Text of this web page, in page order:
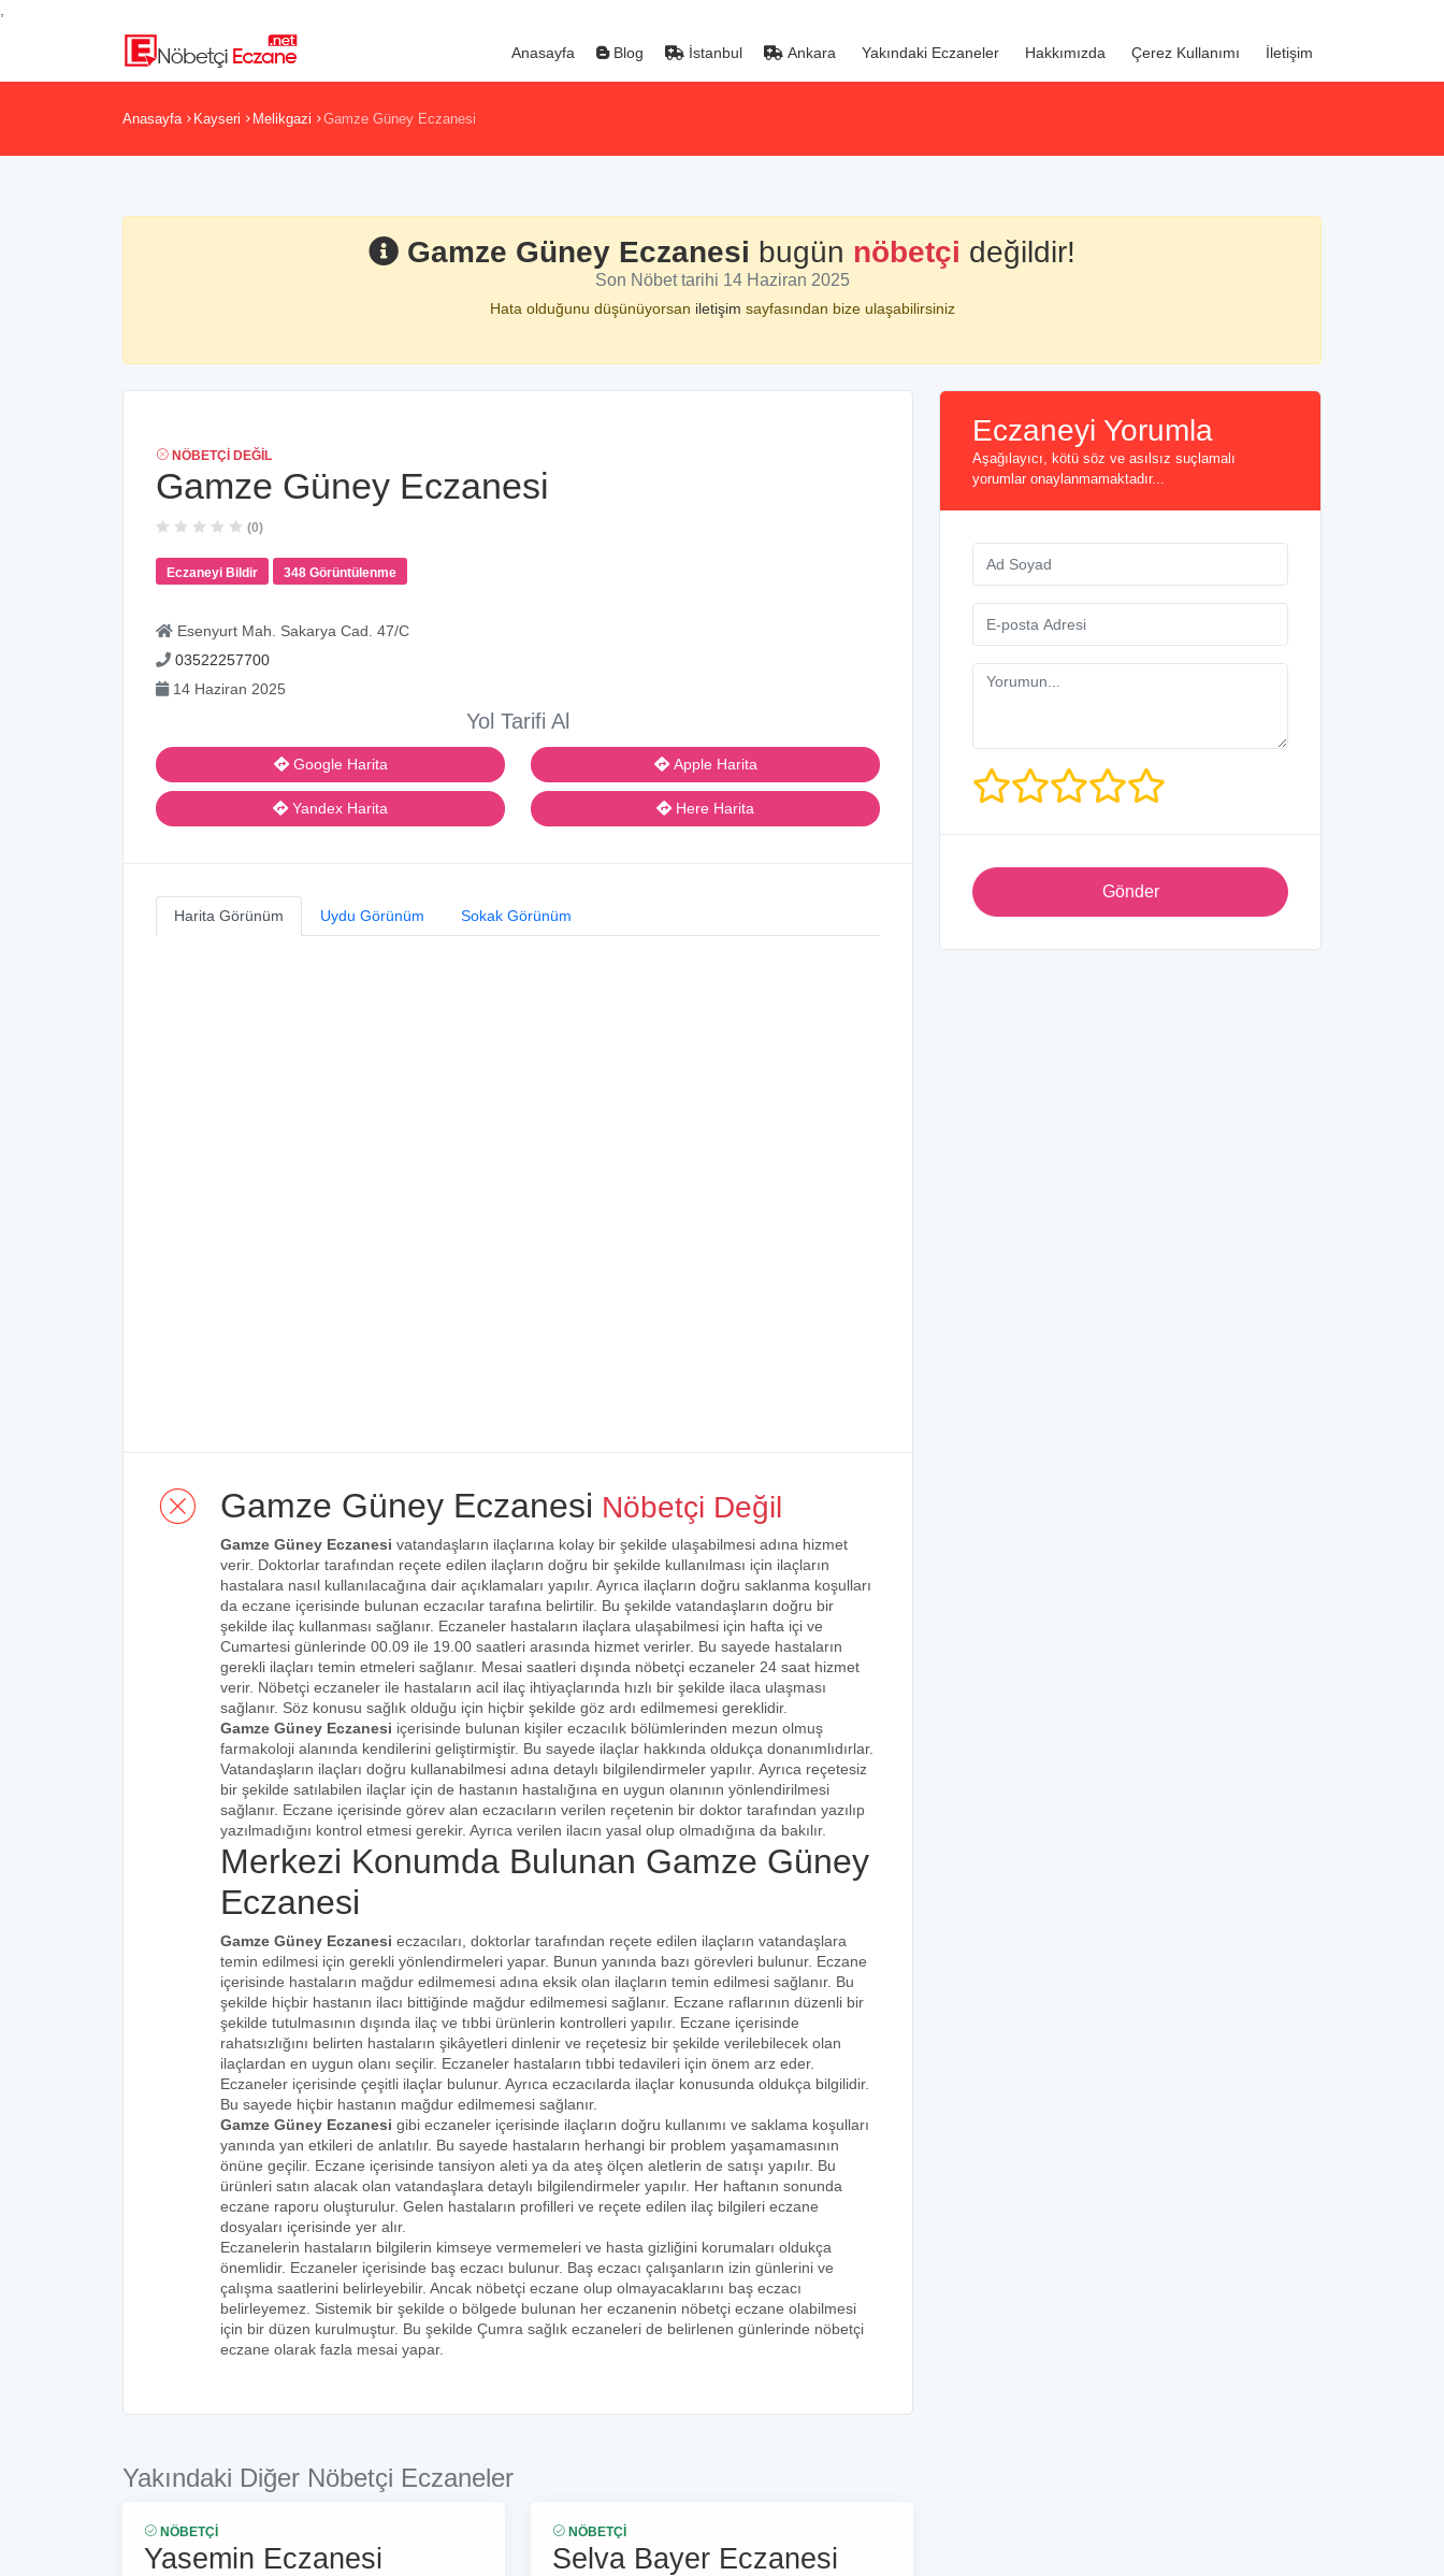
Anasayfa Blog İstanbul Ankara Yakındaki Eczaneler Hakkımızda Çerez Kullanımı İletişim
Anasayfa Kayseri Melikgazi Gamze Güney Eczanesi
Gamze Güney Eczanesi bugün nöbetçi değildir!
Son Nöbet tarihi 14 Haziran 2025
Hata olduğunu düşünüyorsan iletişim sayfasından bize ulaşabilirsiniz
NÖBETÇI DEĞIL
Gamze Güney Eczanesi
(0)
Eczaneyi Bildir 348 Görüntülenme
Esenyurt Mah. Sakarya Cad. 47/C
03522257700
14 Haziran 2025
Yol Tarifi Al
Google Harita
Yandex Harita
Apple Harita
Here Harita
Harita Görünüm Uydu Görünüm Sokak Görünüm
Gamze Güney Eczanesi Nöbetçi Değil
Gamze Güney Eczanesi vatandaşların ilaçlarına kolay bir şekilde ulaşabilmesi adına hizmet
verir. Doktorlar tarafından reçete edilen ilaçların doğru bir şekilde kullanılması için ilaçların
hastalara nasıl kullanılacağına dair açıklamaları yapılır. Ayrıca ilaçların doğru saklanma koşulları
da eczane içerisinde bulunan eczacılar tarafına belirtilir. Bu şekilde vatandaşların doğru bir
şekilde ilaç kullanması sağlanır. Eczaneler hastaların ilaçlara ulaşabilmesi için hafta içi ve
Cumartesi günlerinde 00.09 ile 19.00 saatleri arasında hizmet verirler. Bu sayede hastaların
gerekli ilaçları temin etmeleri sağlanır. Mesai saatleri dışında nöbetçi eczaneler 24 saat hizmet
verir. Nöbetçi eczaneler ile hastaların acil ilaç ihtiyaçlarında hızlı bir şekilde ilaca ulaşması
sağlanır. Söz konusu sağlık olduğu için hiçbir şekilde göz ardı edilmemesi gereklidir.
Gamze Güney Eczanesi içerisinde bulunan kişiler eczacılık bölümlerinden mezun olmuş
farmakoloji alanında kendilerini geliştirmiştir. Bu sayede ilaçlar hakkında oldukça donanımlıdırlar.
Vatandaşların ilaçları doğru kullanabilmesi adına detaylı bilgilendirmeler yapılır. Ayrıca reçetesiz
bir şekilde satılabilen ilaçlar için de hastanın hastalığına en uygun olanının yönlendirilmesi
sağlanır. Eczane içerisinde görev alan eczacıların verilen reçetenin bir doktor tarafından yazılıp
yazılmadığını kontrol etmesi gerekir. Ayrıca verilen ilacın yasal olup olmadığına da bakılır.
Merkezi Konumda Bulunan Gamze Güney
Eczanesi
Gamze Güney Eczanesi eczacıları, doktorlar tarafından reçete edilen ilaçların vatandaşlara
temin edilmesi için gerekli yönlendirmeleri yapar. Bunun yanında bazı görevleri bulunur. Eczane
içerisinde hastaların mağdur edilmemesi adına eksik olan ilaçların temin edilmesi sağlanır. Bu
şekilde hiçbir hastanın ilacı bittiğinde mağdur edilmemesi sağlanır. Eczane raflarının düzenli bir
şekilde tutulmasının dışında ilaç ve tıbbi ürünlerin kontrolleri yapılır. Eczane içerisinde
rahatsızlığını belirten hastaların şikâyetleri dinlenir ve reçetesiz bir şekilde verilebilecek olan
ilaçlardan en uygun olanı seçilir. Eczaneler hastaların tıbbi tedavileri için önem arz eder.
Eczaneler içerisinde çeşitli ilaçlar bulunur. Ayrıca eczacılarda ilaçlar konusunda oldukça bilgilidir.
Bu sayede hiçbir hastanın mağdur edilmemesi sağlanır.
Gamze Güney Eczanesi gibi eczaneler içerisinde ilaçların doğru kullanımı ve saklama koşulları
yanında yan etkileri de anlatılır. Bu sayede hastaların herhangi bir problem yaşamamasının
önüne geçilir. Eczane içerisinde tansiyon aleti ya da ateş ölçen aletlerin de satışı yapılır. Bu
ürünleri satın alacak olan vatandaşlara detaylı bilgilendirmeler yapılır. Her haftanın sonunda
eczane raporu oluşturulur. Gelen hastaların profilleri ve reçete edilen ilaç bilgileri eczane
dosyaları içerisinde yer alır.
Eczanelerin hastaların bilgilerin kimseye vermemeleri ve hasta gizliğini korumaları oldukça
önemlidir. Eczaneler içerisinde baş eczacı bulunur. Baş eczacı çalışanların izin günlerini ve
çalışma saatlerini belirleyebilir. Ancak nöbetçi eczane olup olmayacaklarını baş eczacı
belirleyemez. Sistemik bir şekilde o bölgede bulunan her eczanenin nöbetçi eczane olabilmesi
için bir düzen kurulmuştur. Bu şekilde Çumra sağlık eczaneleri de belirlenen günlerinde nöbetçi
eczane olarak fazla mesai yapar.
Yakındaki Diğer Nöbetçi Eczaneler
NÖBETÇI
Yasemin Eczanesi
NÖBETÇI
Selva Bayer Eczanesi
Eczaneyi Yorumla
Aşağılayıcı, kötü söz ve asılsız suçlamalı
yorumlar onaylanmamaktadır...
Gönder